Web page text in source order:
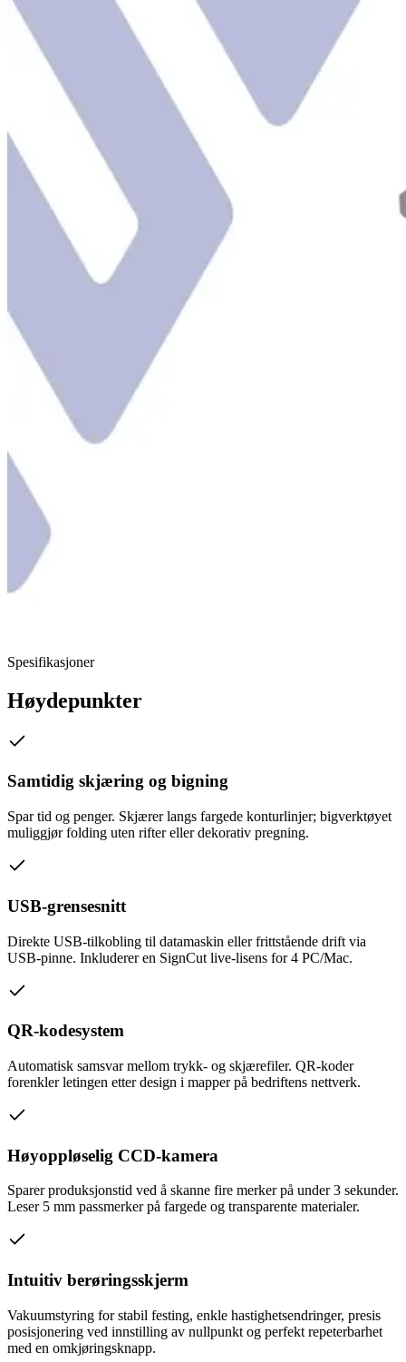
Spesifikasjoner
Høydepunkter
Samtidig skjæring og bigning
Spar tid og penger. Skjærer langs fargede konturlinjer; bigverktøyet
muliggjør folding uten rifter eller dekorativ pregning.
USB-grensesnitt
Direkte USB-tilkobling til datamaskin eller frittstående drift via
USB-pinne. Inkluderer en SignCut live-lisens for 4 PC/Mac.
QR-kodesystem
Automatisk samsvar mellom trykk- og skjærefiler. QR-koder
forenkler letingen etter design i mapper på bedriftens nettverk.
Høyoppløselig CCD-kamera
Sparer produksjonstid ved å skanne fire merker på under 3 sekunder.
Leser 5 mm passmerker på fargede og transparente materialer.
Intuitiv berøringsskjerm
Vakuumstyring for stabil festing, enkle hastighetsendringer, presis
posisjonering ved innstilling av nullpunkt og perfekt repeterbarhet
med en omkjøringsknapp.